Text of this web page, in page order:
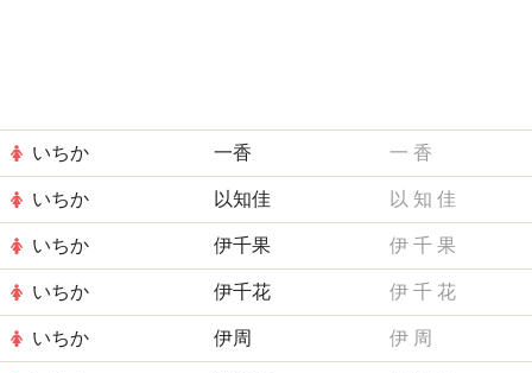
いちか 一香 一 香
いちか 以知佳 以 知 佳
いちか 伊千果 伊 千 果
いちか 伊千花 伊 千 花
いちか 伊周 伊 周